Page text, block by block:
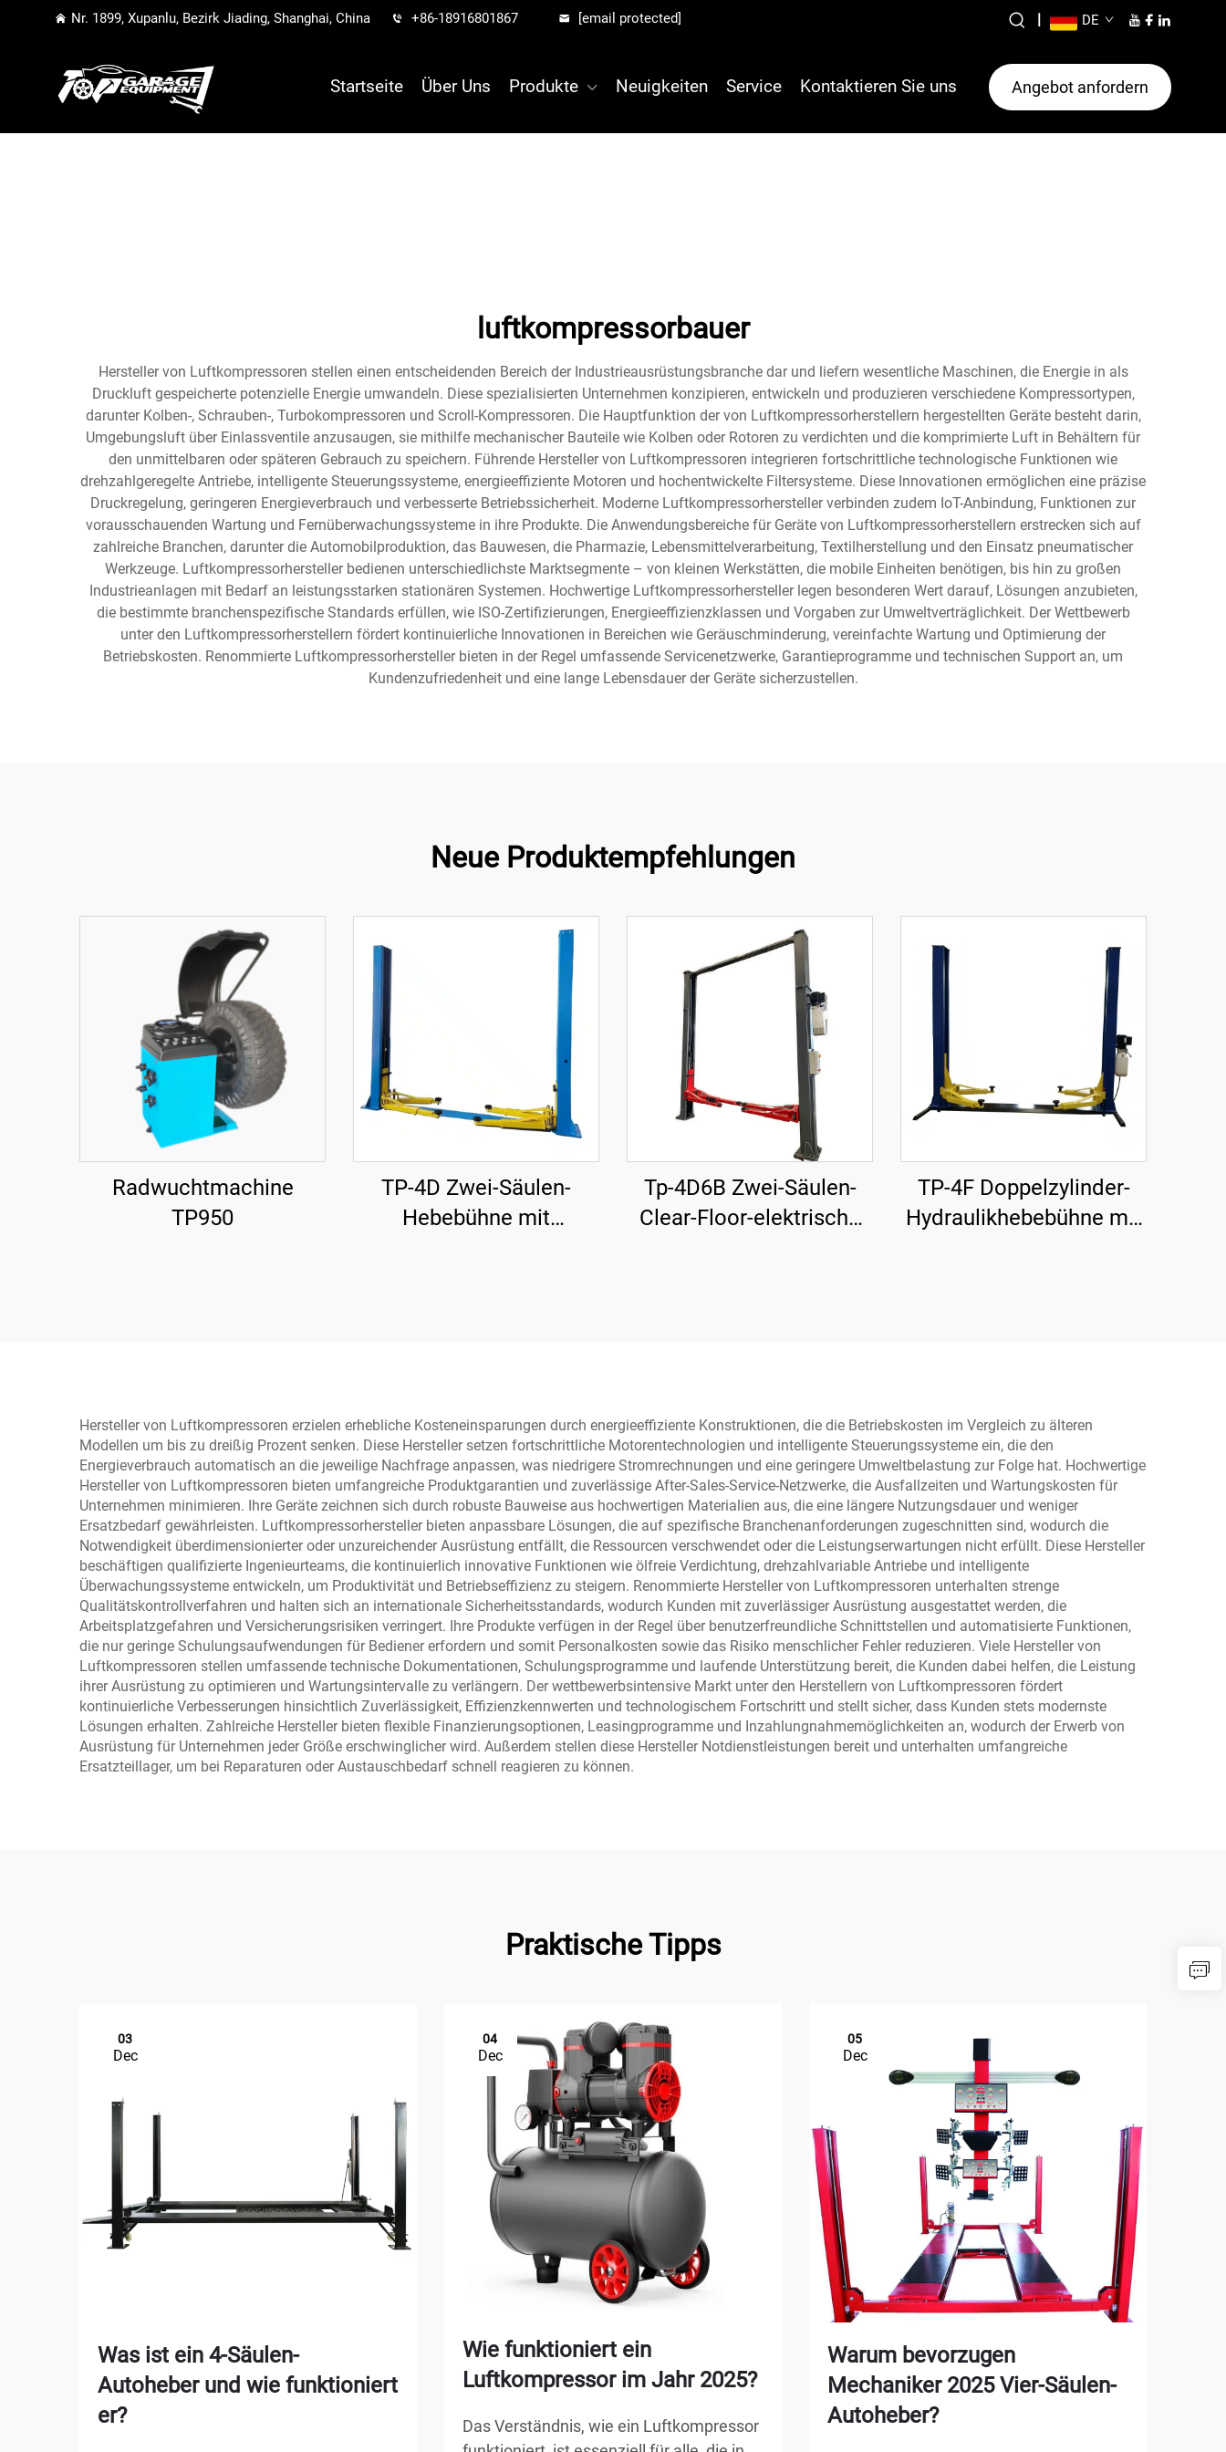
Nr. 1899, Xupanlu, Bezirk Jiading, Shanghai, China +86-18916801867 [email protected] | DE
Startseite Über Uns Produkte Neuigkeiten Service Kontaktieren Sie uns Angebot anfordern
luftkompressorbauer
Hersteller von Luftkompressoren stellen einen entscheidenden Bereich der Industrieausrüstungsbranche dar und liefern wesentliche Maschinen, die Energie in als
Druckluft gespeicherte potenzielle Energie umwandeln. Diese spezialisierten Unternehmen konzipieren, entwickeln und produzieren verschiedene Kompressortypen,
darunter Kolben-, Schrauben-, Turbokompressoren und Scroll-Kompressoren. Die Hauptfunktion der von Luftkompressorherstellern hergestellten Geräte besteht darin,
Umgebungsluft über Einlassventile anzusaugen, sie mithilfe mechanischer Bauteile wie Kolben oder Rotoren zu verdichten und die komprimierte Luft in Behältern für
den unmittelbaren oder späteren Gebrauch zu speichern. Führende Hersteller von Luftkompressoren integrieren fortschrittliche technologische Funktionen wie
drehzahlgeregelte Antriebe, intelligente Steuerungssysteme, energieeffiziente Motoren und hochentwickelte Filtersysteme. Diese Innovationen ermöglichen eine präzise
Druckregelung, geringeren Energieverbrauch und verbesserte Betriebssicherheit. Moderne Luftkompressorhersteller verbinden zudem IoT-Anbindung, Funktionen zur
vorausschauenden Wartung und Fernüberwachungssysteme in ihre Produkte. Die Anwendungsbereiche für Geräte von Luftkompressorherstellern erstrecken sich auf
zahlreiche Branchen, darunter die Automobilproduktion, das Bauwesen, die Pharmazie, Lebensmittelverarbeitung, Textilherstellung und den Einsatz pneumatischer
Werkzeuge. Luftkompressorhersteller bedienen unterschiedlichste Marktsegmente – von kleinen Werkstätten, die mobile Einheiten benötigen, bis hin zu großen
Industrieanlagen mit Bedarf an leistungsstarken stationären Systemen. Hochwertige Luftkompressorhersteller legen besonderen Wert darauf, Lösungen anzubieten,
die bestimmte branchenspezifische Standards erfüllen, wie ISO-Zertifizierungen, Energieeffizienzklassen und Vorgaben zur Umweltverträglichkeit. Der Wettbewerb
unter den Luftkompressorherstellern fördert kontinuierliche Innovationen in Bereichen wie Geräuschminderung, vereinfachte Wartung und Optimierung der
Betriebskosten. Renommierte Luftkompressorhersteller bieten in der Regel umfassende Servicenetzwerke, Garantieprogramme und technischen Support an, um
Kundenzufriedenheit und eine lange Lebensdauer der Geräte sicherzustellen.
Neue Produktempfehlungen
Radwuchtmachine
TP950
TP-4D Zwei-Säulen-
Hebebühne mit
Tp-4D6B Zwei-Säulen-
Clear-Floor-elektrische
TP-4F Doppelzylinder-
Hydraulikhebebühne mit
Hersteller von Luftkompressoren erzielen erhebliche Kosteneinsparungen durch energieeffiziente Konstruktionen, die die Betriebskosten im Vergleich zu älteren
Modellen um bis zu dreißig Prozent senken. Diese Hersteller setzen fortschrittliche Motorentechnologien und intelligente Steuerungssysteme ein, die den
Energieverbrauch automatisch an die jeweilige Nachfrage anpassen, was niedrigere Stromrechnungen und eine geringere Umweltbelastung zur Folge hat. Hochwertige
Hersteller von Luftkompressoren bieten umfangreiche Produktgarantien und zuverlässige After-Sales-Service-Netzwerke, die Ausfallzeiten und Wartungskosten für
Unternehmen minimieren. Ihre Geräte zeichnen sich durch robuste Bauweise aus hochwertigen Materialien aus, die eine längere Nutzungsdauer und weniger
Ersatzbedarf gewährleisten. Luftkompressorhersteller bieten anpassbare Lösungen, die auf spezifische Branchenanforderungen zugeschnitten sind, wodurch die
Notwendigkeit überdimensionierter oder unzureichender Ausrüstung entfällt, die Ressourcen verschwendet oder die Leistungserwartungen nicht erfüllt. Diese Hersteller
beschäftigen qualifizierte Ingenieurteams, die kontinuierlich innovative Funktionen wie ölfreie Verdichtung, drehzahlvariable Antriebe und intelligente
Überwachungssysteme entwickeln, um Produktivität und Betriebseffizienz zu steigern. Renommierte Hersteller von Luftkompressoren unterhalten strenge
Qualitätskontrollverfahren und halten sich an internationale Sicherheitsstandards, wodurch Kunden mit zuverlässiger Ausrüstung ausgestattet werden, die
Arbeitsplatzgefahren und Versicherungsrisiken verringert. Ihre Produkte verfügen in der Regel über benutzerfreundliche Schnittstellen und automatisierte Funktionen,
die nur geringe Schulungsaufwendungen für Bediener erfordern und somit Personalkosten sowie das Risiko menschlicher Fehler reduzieren. Viele Hersteller von
Luftkompressoren stellen umfassende technische Dokumentationen, Schulungsprogramme und laufende Unterstützung bereit, die Kunden dabei helfen, die Leistung
ihrer Ausrüstung zu optimieren und Wartungsintervalle zu verlängern. Der wettbewerbsintensive Markt unter den Herstellern von Luftkompressoren fördert
kontinuierliche Verbesserungen hinsichtlich Zuverlässigkeit, Effizienzkennwerten und technologischem Fortschritt und stellt sicher, dass Kunden stets modernste
Lösungen erhalten. Zahlreiche Hersteller bieten flexible Finanzierungsoptionen, Leasingprogramme und Inzahlungnahmemöglichkeiten an, wodurch der Erwerb von
Ausrüstung für Unternehmen jeder Größe erschwinglicher wird. Außerdem stellen diese Hersteller Notdienstleistungen bereit und unterhalten umfangreiche
Ersatzteillager, um bei Reparaturen oder Austauschbedarf schnell reagieren zu können.
Praktische Tipps
03
Dec
Was ist ein 4-Säulen-
Autoheber und wie funktioniert
er?
04
Dec
Wie funktioniert ein
Luftkompressor im Jahr 2025?
Das Verständnis, wie ein Luftkompressor
05
Dec
Warum bevorzugen
Mechaniker 2025 Vier-Säulen-
Autoheber?